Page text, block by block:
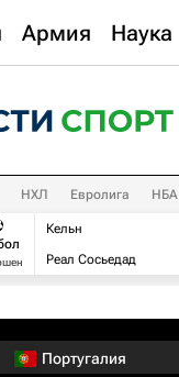
Армия Наука
НХЛ Евролига НБА
Кельн
Реал Сосьедад
Португалия